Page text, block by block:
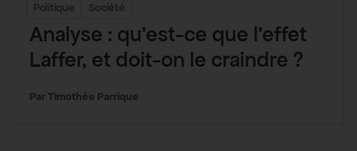
Politique Société
Analyse : qu’est-ce que l’effet
Laffer, et doit-on le craindre ?
Timothée Parrique